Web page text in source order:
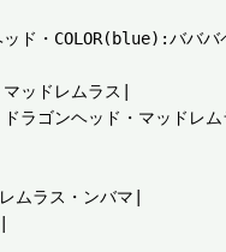
ド・COLOR(blue):バババ
ッドレムラス|
ラゴンヘッド・マッドレ
ムラス・ンバマ|